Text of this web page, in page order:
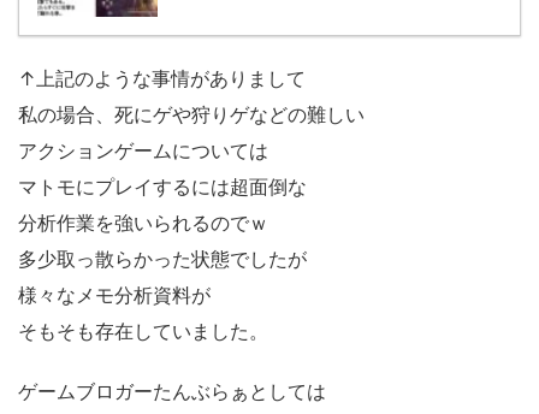
↑上記のような事情がありまして
私の場合、死にゲや狩りゲなどの難しい
アクションゲームについては
マトモにプレイするには超面倒な
分析作業を強いられるのでｗ
多少取っ散らかった状態でしたが
様々なメモ分析資料が
そもそも存在していました。
ゲームブロガーたんぶらぁとしては